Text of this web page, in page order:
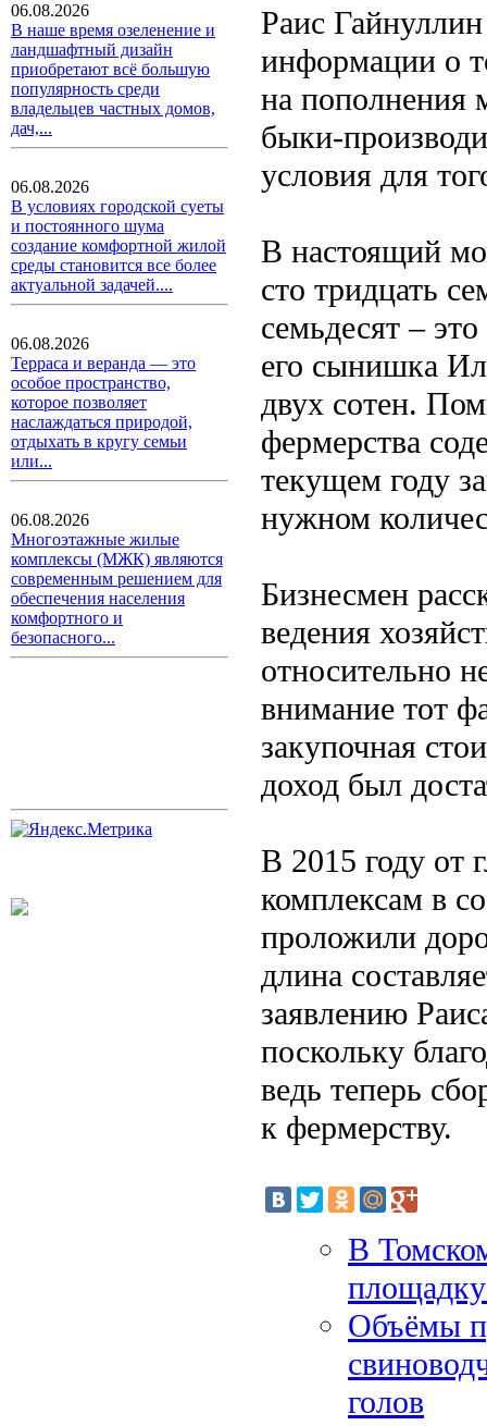
06.08.2026
В наше время озеленение и
ландшафтный дизайн
приобретают всё большую
популярность среди
владельцев частных домов,
дач,...
06.08.2026
В условиях городской суеты
и постоянного шума
создание комфортной жилой
среды становится все более
актуальной задачей....
06.08.2026
Терраса и веранда — это
особое пространство,
которое позволяет
наслаждаться природой,
отдыхать в кругу семьи
или...
06.08.2026
Многоэтажные жилые
комплексы (МЖК) являются
современным решением для
обеспечения населения
комфортного и
безопасного...
Раис
информации о
на пополнения
быки-
условия для
В настоящий
сто тридцать
семьдесят –
его сынишка
двух сотен.
фермерства
текущем году
нужном
Бизнесмен
ведения
относительно
внимание тот
закупочная
доход был
В 2015 году от
комплексам в
проложили
длина
заявлению
поскольку
ведь теперь
к фермерству.
В
Объёмы
голов